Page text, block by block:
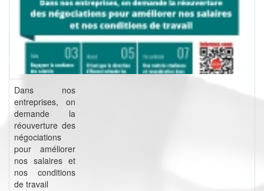
Dans nos
entreprises, on
demande la
réouverture des
négociations
pour améliorer
nos salaires et
nos conditions
de travail